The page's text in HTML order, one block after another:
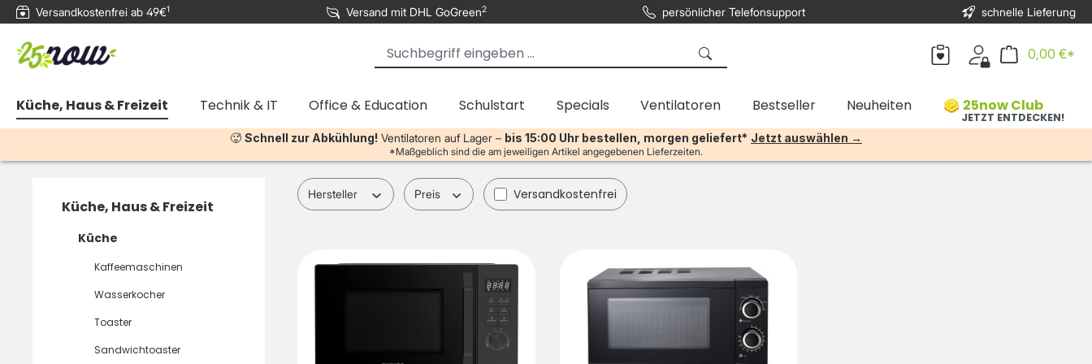
springen Zur Hauptnavigation springen
Versandkostenfrei ab 49€1 Versand mit DHL GoGreen2 persönlicher Telefonsupport schnelle Lieferung
0,00 €*
Küche, Haus & Freizeit Technik & IT Office & Education Schulstart Specials Ventilatoren Bestseller Neuheiten 25now Club
JETZT ENTDECKEN!
🥵 Schnell zur Abkühlung! Ventilatoren auf Lager – bis 15:00 Uhr bestellen, morgen geliefert* Jetzt auswählen →
*Maßgeblich sind die am jeweiligen Artikel angegebenen Lieferzeiten.
Küche, Haus & Freizeit
Küche
Kaffeemaschinen
Wasserkocher
Toaster
Sandwichtoaster
Hersteller Preis Filter hinzufügen: Versandkostenfrei
Versandkostenfrei